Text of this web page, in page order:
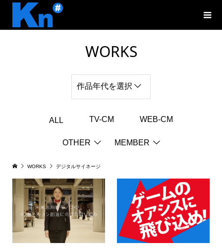
WORKS
作品年代を選択
ALL TV-CM WEB-CM
OTHER MEMBER
WORKS デジタルサイネージ